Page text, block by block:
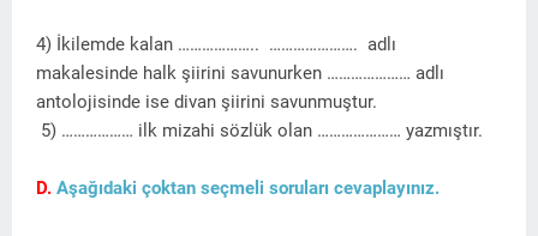
4) İkilemde kalan ……………….. …………………. adlı
makalesinde halk şiirini savunurken ………………… adlı
antolojisinde ise divan şiirini savunmuştur.
5) ……………… ilk mizahi sözlük olan ………………… yazmıştır.
D. Aşağıdaki çoktan seçmeli soruları cevaplayınız.